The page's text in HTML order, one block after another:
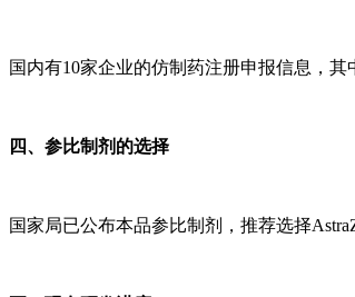
国内有10家企业的仿制药注册申报信息，其
四、参比制剂的选择
国家局已公布本品参比制剂，推荐选择